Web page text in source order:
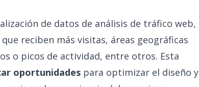
de datos de análisis de tráfico web,
reciben más visitas, áreas geográficas
o picos de actividad, entre otros. Esta
oportunidades para optimizar el diseño y